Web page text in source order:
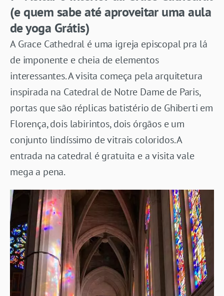
(e quem sabe até aproveitar uma aula
de yoga Grátis)
A Grace Cathedral é uma igreja episcopal pra lá
de imponente e cheia de elementos
interessantes. A visita começa pela arquitetura
inspirada na Catedral de Notre Dame de Paris,
portas que são réplicas batistério de Ghiberti em
Florença, dois labirintos, dois órgãos e um
conjunto lindíssimo de vitrais coloridos. A
entrada na catedral é gratuita e a visita vale
mega a pena.